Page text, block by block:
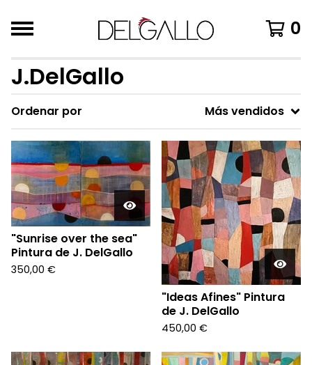
0
J.DelGallo
Ordenar por Más vendidos
"Sunrise over the sea"
Pintura de J. DelGallo
350,00 €
"Ideas Afines" Pintura
de J. DelGallo
450,00 €